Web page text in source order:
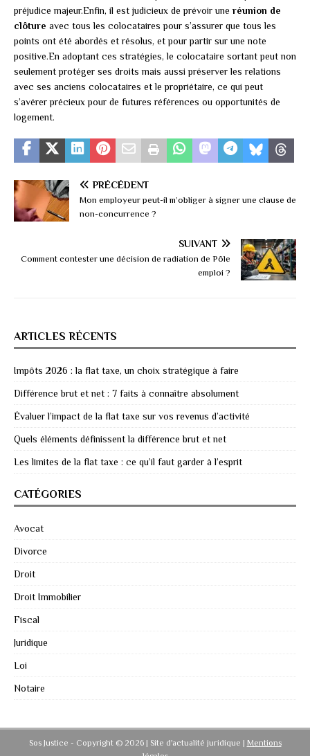
préjudice majeur.Enfin, il est judicieux de prévoir une réunion de
clôture avec tous les colocataires pour s’assurer que tous les
points ont été abordés et résolus, et pour partir sur une note
positive.En adoptant ces stratégies, le colocataire sortant peut non
seulement protéger ses droits mais aussi préserver les relations
avec ses anciens colocataires et le propriétaire, ce qui peut
s’avérer précieux pour de futures références ou opportunités de
logement.
PRÉCÉDENT
Mon employeur peut-il m’obliger à signer une clause de
non-concurrence ?
SUIVANT
Comment contester une décision de radiation de Pôle
emploi ?
ARTICLES RÉCENTS
Impôts 2026 : la flat taxe, un choix stratégique à faire
Différence brut et net : 7 faits à connaître absolument
Évaluer l’impact de la flat taxe sur vos revenus d’activité
Quels éléments définissent la différence brut et net
Les limites de la flat taxe : ce qu’il faut garder à l’esprit
CATÉGORIES
Avocat
Divorce
Droit
Droit Immobilier
Fiscal
Juridique
Loi
Notaire
Sos Justice - Copyright © 2026 | Site d'actualité juridique | Mentions